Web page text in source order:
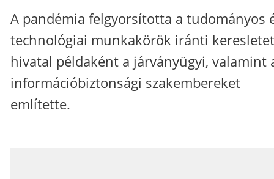
A pandémia felgyorsította a tudományos
technológiai munkakörök iránti
hivatal példaként a járványügyi, valamint
információbiztonsági szakembereket
említette.